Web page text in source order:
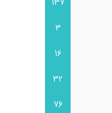
137
3
16
32
76